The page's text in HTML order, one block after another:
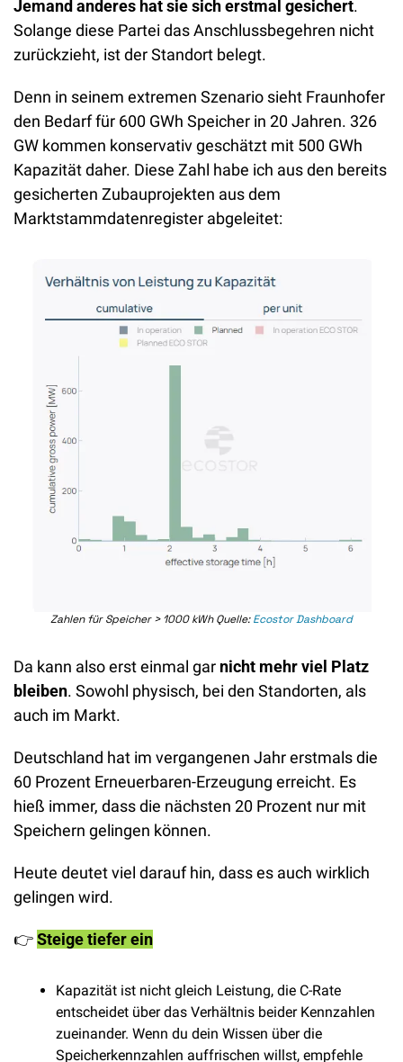
Jemand anderes hat sie sich erstmal gesichert.
Solange diese Partei das Anschlussbegehren nicht
zurückzieht, ist der Standort belegt.
Denn in seinem extremen Szenario sieht Fraunhofer
den Bedarf für 600 GWh Speicher in 20 Jahren. 326
GW kommen konservativ geschätzt mit 500 GWh
Kapazität daher. Diese Zahl habe ich aus den bereits
gesicherten Zubauprojekten aus dem
Marktstammdatenregister abgeleitet:
Zahlen für Speicher > 1000 kWh Quelle: Ecostor Dashboard
Da kann also erst einmal gar nicht mehr viel Platz
bleiben. Sowohl physisch, bei den Standorten, als
auch im Markt.
Deutschland hat im vergangenen Jahr erstmals die
60 Prozent Erneuerbaren-Erzeugung erreicht. Es
hieß immer, dass die nächsten 20 Prozent nur mit
Speichern gelingen können.
Heute deutet viel darauf hin, dass es auch wirklich
gelingen wird.
👉️ Steige tiefer ein
Kapazität ist nicht gleich Leistung, die C-Rate
entscheidet über das Verhältnis beider Kennzahlen
zueinander. Wenn du dein Wissen über die
Speicherkennzahlen auffrischen willst, empfehle